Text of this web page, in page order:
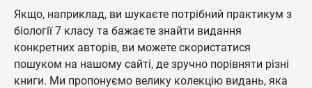
Якщо, наприклад, ви шукаєте потрібний практикум з
біології 7 класу та бажаєте знайти видання
конкретних авторів, ви можете скористатися
пошуком на нашому сайті, де зручно порівняти різні
книги. Ми пропонуємо велику колекцію видань, яка